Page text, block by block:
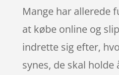
Mange har allerede
at købe online og
indrette sig efter,
synes, de skal holde